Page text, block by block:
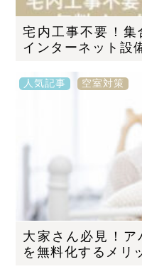
宅内工事不要！
インターネット設
人気記事 空室対策
大家さん必見！ア
を無料化するメリ